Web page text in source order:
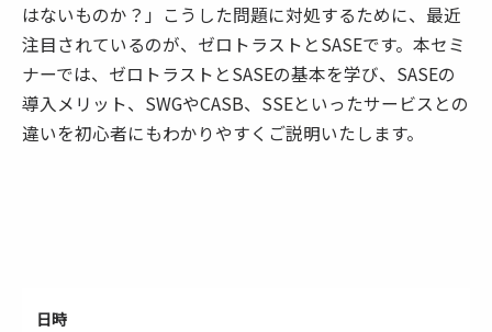
はないものか？」こうした問題に対処するために、最近
注目されているのが、ゼロトラストとSASEです。本セミ
ナーでは、ゼロトラストとSASEの基本を学び、SASEの
導入メリット、SWGやCASB、SSEといったサービスとの
違いを初心者にもわかりやすくご説明いたします。
日時